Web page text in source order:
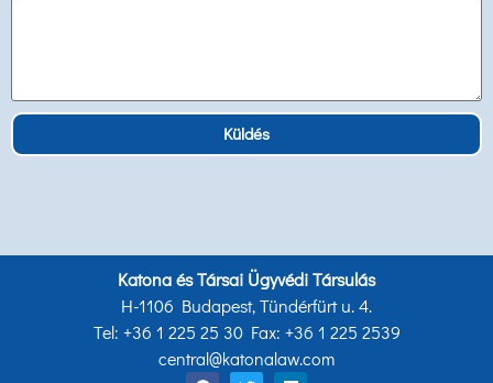
Küldés
Katona és Társai Ügyvédi Társulás
H-1106 Budapest, Tündérfürt u. 4.
Tel: +36 1 225 25 30 Fax: +36 1 225 2539
central@katonalaw.com